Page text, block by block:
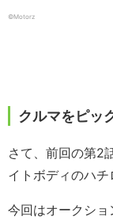
©︎Motorz
クルマをピッ
さて、前回の第2
イトボディのハチ
今回はオークシ